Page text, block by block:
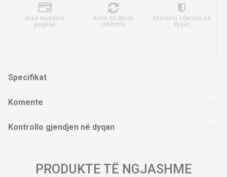
Disa mundësi
pagese
Kohë 30 ditore
ndërrimi
Mundësi ndërrimi në
dyqan
Specifikat
Komente
Kontrollo gjendjen në dyqan
PRODUKTE TË NGJASHME